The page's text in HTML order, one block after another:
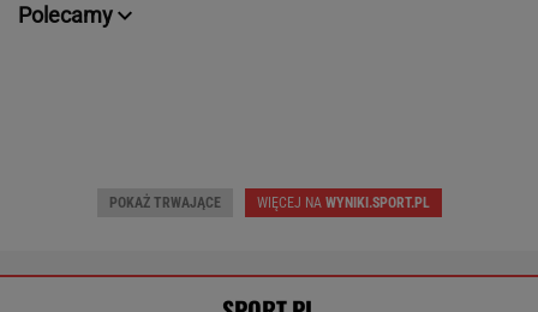
Polecamy
POKAŻ TRWAJĄCE WIĘCEJ NAWYNIKI.SPORT.PL